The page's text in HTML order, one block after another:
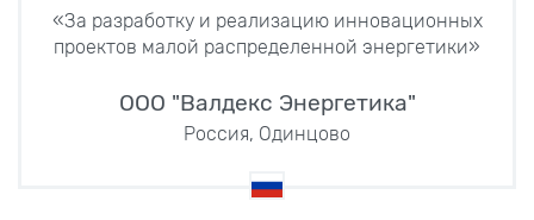
«За разработку и реализацию инновационных
проектов малой распределенной энергетики»
ООО "Валдекс Энергетика"
Россия, Одинцово